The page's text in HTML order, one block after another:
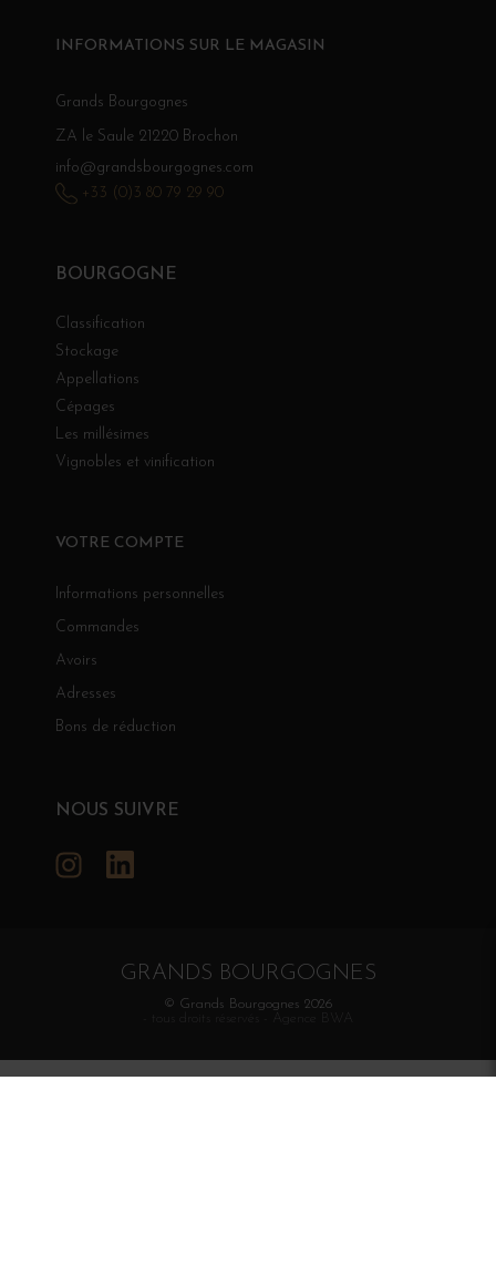
BOURGOGNE
Classification
Stockage
Appellations
Cépages
Les millésimes
Vignobles et vinification
VOTRE COMPTE
Informations personnelles
Commandes
Avoirs
Adresses
Bons de réduction
INFORMATIONS SUR LE MAGASIN
Grands Bourgognes
ZA le Saule 21220 Brochon
info@grandsbourgognes.com
+33 (0)3 80 79 29 90
NOUS SUIVRE
Instagram
GRANDS BOURGOGNES
© Grands Bourgognes 2026
Agence BWA